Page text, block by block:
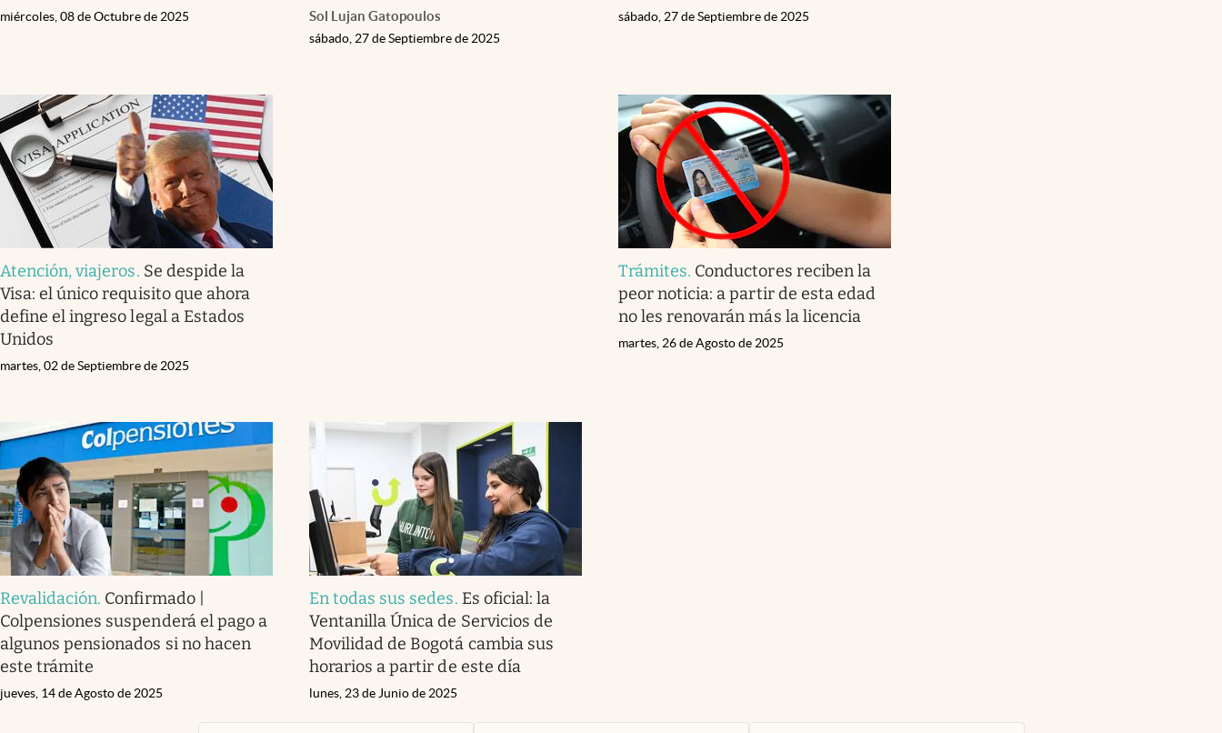
miércoles, 08 de Octubre de 2025 Sol Lujan Gatopoulos
sábado, 27 de Septiembre de 2025
sábado, 27 de Septiembre de 2025
Atención, viajeros. Se despide la
Visa: el único requisito que ahora
define el ingreso legal a Estados
Unidos
martes, 02 de Septiembre de 2025
Trámites. Conductores reciben la
peor noticia: a partir de esta edad
no les renovarán más la licencia
martes, 26 de Agosto de 2025
Revalidación. Confirmado |
Colpensiones suspenderá el pago a
algunos pensionados si no hacen
este trámite
jueves, 14 de Agosto de 2025
En todas sus sedes. Es oficial: la
Ventanilla Única de Servicios de
Movilidad de Bogotá cambia sus
horarios a partir de este día
lunes, 23 de Junio de 2025